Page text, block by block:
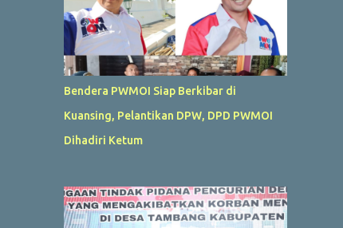
Bendera PWMOI Siap Berkibar di
Kuansing, Pelantikan DPW, DPD PWMOI
Dihadiri Ketum